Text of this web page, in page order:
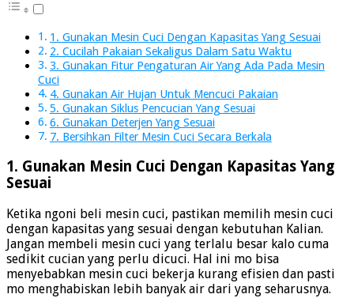
1. Gunakan Mesin Cuci Dengan Kapasitas Yang Sesuai
2. Cucilah Pakaian Sekaligus Dalam Satu Waktu
3. Gunakan Fitur Pengaturan Air Yang Ada Pada Mesin
Cuci
4. Gunakan Air Hujan Untuk Mencuci Pakaian
5. Gunakan Siklus Pencucian Yang Sesuai
6. Gunakan Deterjen Yang Sesuai
7. Bersihkan Filter Mesin Cuci Secara Berkala
1. Gunakan Mesin Cuci Dengan Kapasitas Yang
Sesuai
Ketika ngoni beli mesin cuci, pastikan memilih mesin cuci
dengan kapasitas yang sesuai dengan kebutuhan Kalian.
Jangan membeli mesin cuci yang terlalu besar kalo cuma
sedikit cucian yang perlu dicuci. Hal ini mo bisa
menyebabkan mesin cuci bekerja kurang efisien dan pasti
mo menghabiskan lebih banyak air dari yang seharusnya.